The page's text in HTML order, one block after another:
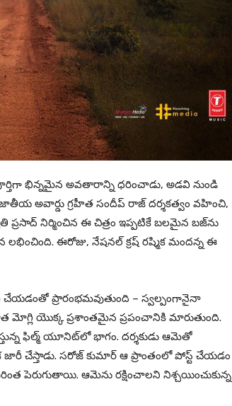
భిన్నమైన అవతారాన్ని ధరించాడు, అడవి నుండి
అవార్డు గ్రహీత సందీప్ రాజ్ దర్శకత్వం వహించి,
నిర్మించిన ఈ చిత్రం ఇప్పటికే బలమైన బజ్‌ను
ఈరోజు, నేషనల్ క్రష్ రష్మిక మందన్న ఈ
ప్రారంభమవుతుంది – స్వల్పంగానైనా
యొక్క ప్రశాంతమైన ప్రపంచానికి మారుతుంది.
ఫిల్మ్ యూనిట్‌లో భాగం. దర్శకుడు ఆమెతో
చేస్తాడు. సరోజ్ కుమార్ ఆ ప్రాంతంలో పోస్ట్ చేయడం
పెరుగుతాయి. ఆమెను రక్షించాలని నిశ్చయించుకున్న